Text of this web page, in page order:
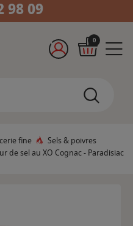
98 09
0
fine
Sels & poivres
de sel au XO Cognac - Paradisiac